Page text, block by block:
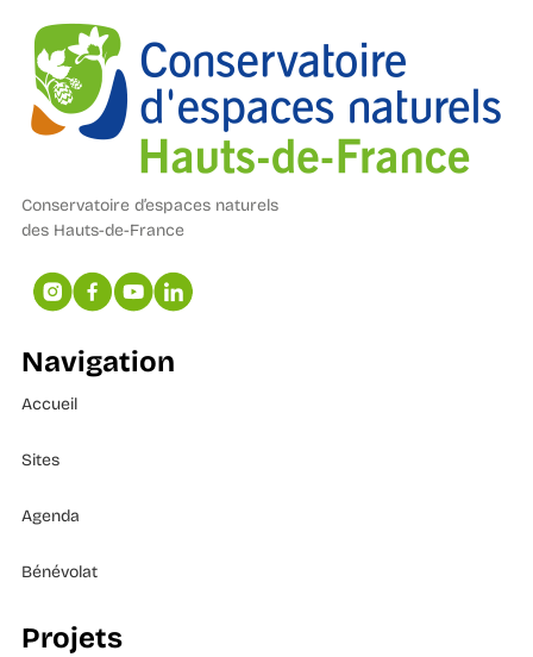
Conservatoire d’espaces naturels
des Hauts-de-France
Navigation
Accueil
Sites
Agenda
Bénévolat
Projets